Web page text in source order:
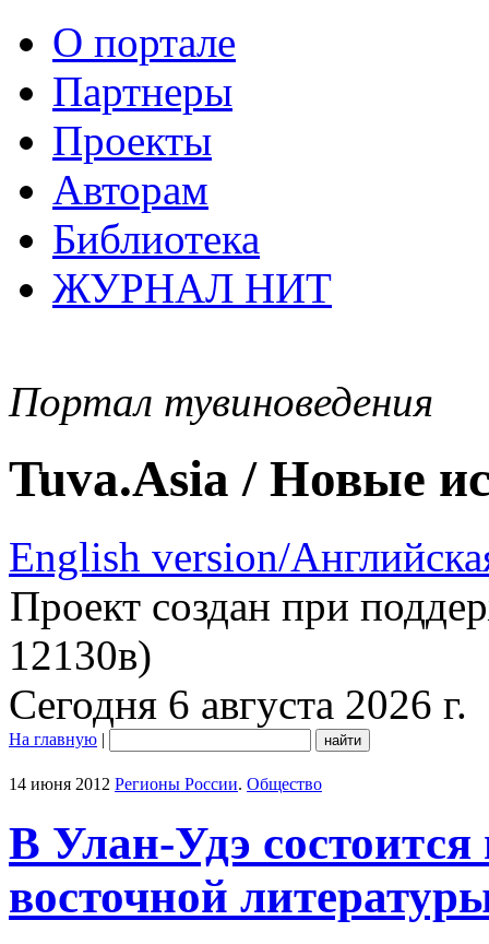
О портале
Партнеры
Проекты
Авторам
Библиотека
ЖУРНАЛ НИТ
Портал тувиноведения
Tuva.Asia / Новые
English version/
Проект создан при
12130в)
Сегодня 6 августа 2026 г.
На главную |
14 июня 2012 Регионы России. Общество
В Улан-Удэ
восточной